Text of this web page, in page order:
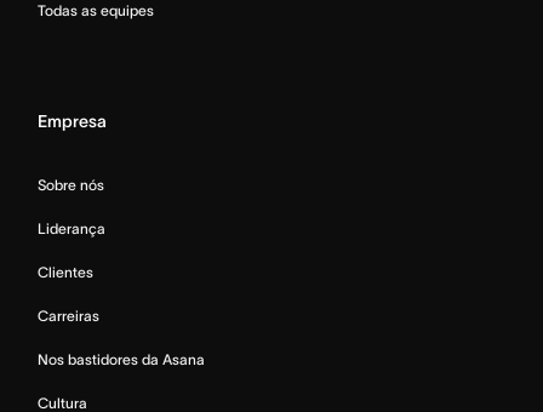
Todas as equipes
Empresa
Sobre nós
Liderança
Clientes
Carreiras
Nos bastidores da Asana
Cultura